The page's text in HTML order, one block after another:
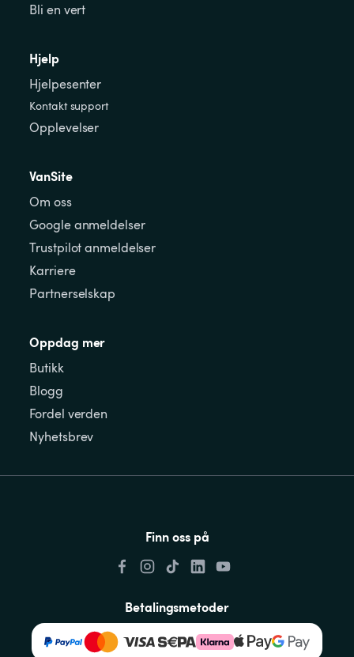
Bli en vert
Hjelp
Hjelpesenter
Kontakt support
Opplevelser
VanSite
Om oss
Google anmeldelser
Trustpilot anmeldelser
Karriere
Partnerselskap
Oppdag mer
Butikk
Blogg
Fordel verden
Nyhetsbrev
Finn oss på
Betalingsmetoder